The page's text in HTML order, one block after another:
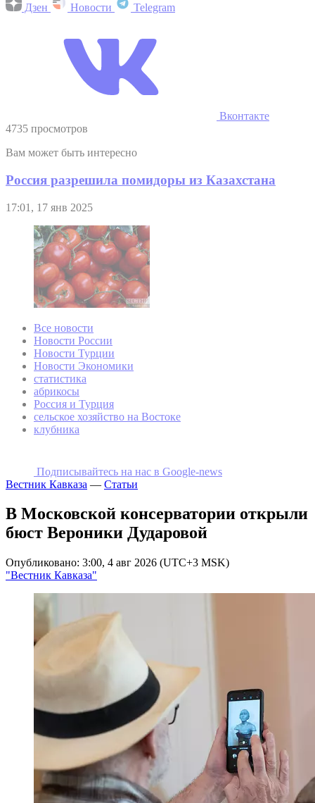
Дзен Новости Telegram
Вконтакте
4735 просмотров
Вам может быть интересно
Россия разрешила помидоры из Казахстана
17:01, 17 янв 2025
Все новости
Новости России
Новости Турции
Новости Экономики
статистика
абрикосы
Россия и Турция
сельское хозяйство на Востоке
клубника
Подписывайтесь на наc в Google-news
Вестник Кавказа — Статьи
В Московской консерватории открыли
бюст Вероники Дударовой
Опубликовано: 3:00, 4 авг 2026 (UTC+3 MSK)
"Вестник Кавказа"